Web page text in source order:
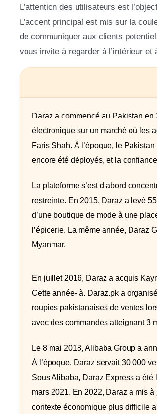
L’attention des utilisateurs est
L’accent principal est mis sur la
de communiquer aux clients
vous invite à regarder à l’intérieur et
Daraz a commencé au Pakistan
électronique sur un marché où les
Faris Shah. À l’époque, le
encore été déployés, et la
La plateforme s’est d’abord
restreinte. En 2015, Daraz a levé
d’une boutique de mode à une
l’épicerie. La même année, Daraz
Myanmar.
En juillet 2016, Daraz a acquis
Cette année-là, Daraz.pk a
roupies pakistanaises de ventes
avec des commandes atteignant 3
Le 8 mai 2018, Alibaba Group a
À l’époque, Daraz servait 30 000
Sous Alibaba, Daraz Express a été
mars 2021. En 2022, Daraz a mis
contexte économique plus difficile